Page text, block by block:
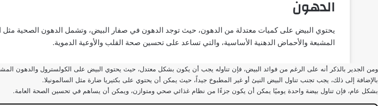
الدهون
يحتوي البيض على كميات معتدلة من الدهون، حيث توجد الدهون في صفار البيض، وتشمل الدهون الصحية مثل
المشبعة والأحماض الدهنية الأساسية، والتي تساعد على تحسين صحة القلب والأوعية الدموية.
ومن الجدير بالذكر أنه على الرغم من فوائد البيض، فإن تناوله يجب أن يكون بشكل معتدل، حيث يحتوي البيض على الكولسترول والدهون
بالإضافة إلى ذلك، يجب تجنب تناول البيض النيئ أو غير المطبوخ جيداً، حيث يمكن أن يحتوي على بكتيريا ضارة مثل السالمونيلا.
بشكل عام، فإن تناول بيضة واحدة يوميًا يمكن أن يكون جزءًا من نظام غذائي صحي ومتوازن، ويمكن أن يساهم في تحسين الصحة العامة.